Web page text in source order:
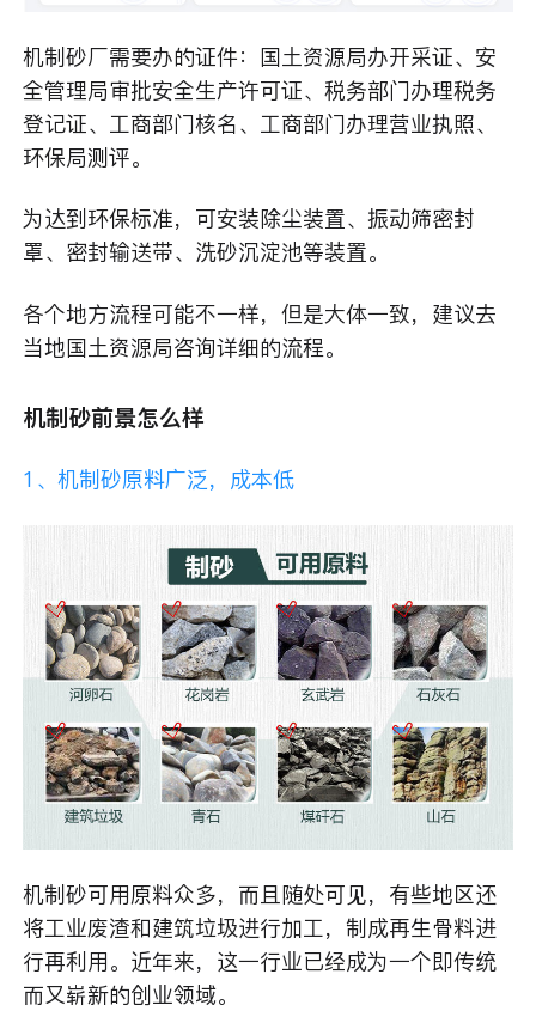
机制砂厂需要办的证件：国土资源局办开采证、安
全管理局审批安全生产许可证、税务部门办理税务
登记证、工商部门核名、工商部门办理营业执照、
环保局测评。
为达到环保标准，可安装除尘装置、振动筛密封
罩、密封输送带、洗砂沉淀池等装置。
各个地方流程可能不一样，但是大体一致，建议去
当地国土资源局咨询详细的流程。
机制砂前景怎么样
1、机制砂原料广泛，成本低
机制砂可用原料众多，而且随处可见，有些地区还
将工业废渣和建筑垃圾进行加工，制成再生骨料进
行再利用。近年来，这一行业已经成为一个即传统
而又崭新的创业领域。